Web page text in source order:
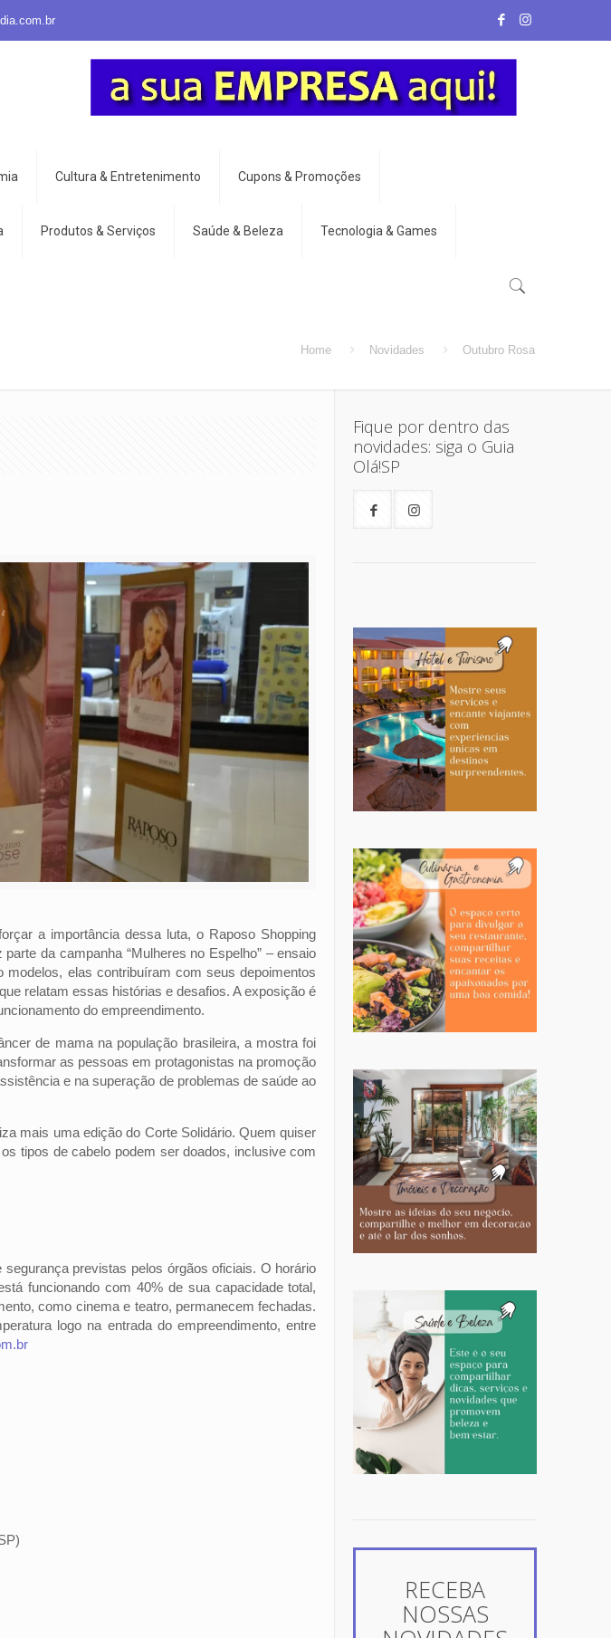
Cultura & Entretenimento Cupons & Promoções
Produtos & Serviços Saúde & Beleza Tecnologia & Games
Home Novidades Outubro Rosa
a importância dessa luta, o Raposo Shopping
da campanha “Mulheres no Espelho” – ensaio
elas contribuíram com seus depoimentos
relatam essas histórias e desafios. A exposição é
do empreendimento.
de mama na população brasileira, a mostra foi
as pessoas em protagonistas na promoção
e na superação de problemas de saúde ao
mais uma edição do Corte Solidário. Quem quiser
tipos de cabelo podem ser doados, inclusive com
previstas pelos órgãos oficiais. O horário
funcionando com 40% de sua capacidade total,
como cinema e teatro, permanecem fechadas.
logo na entrada do empreendimento, entre
Fique por dentro das
novidades: siga o Guia
Olá!SP
RECEBA
NOSSAS